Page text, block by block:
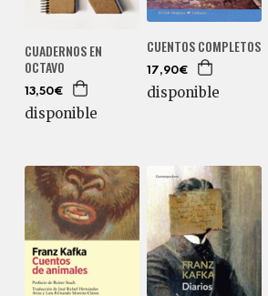
CUADERNOS EN
OCTAVO
13,50€
disponible
CUENTOS COMPLETOS
17,90€
disponible